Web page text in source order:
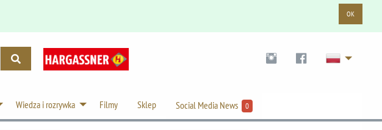
OK
Wiedza i rozrywka Filmy Sklep Social Media News 0